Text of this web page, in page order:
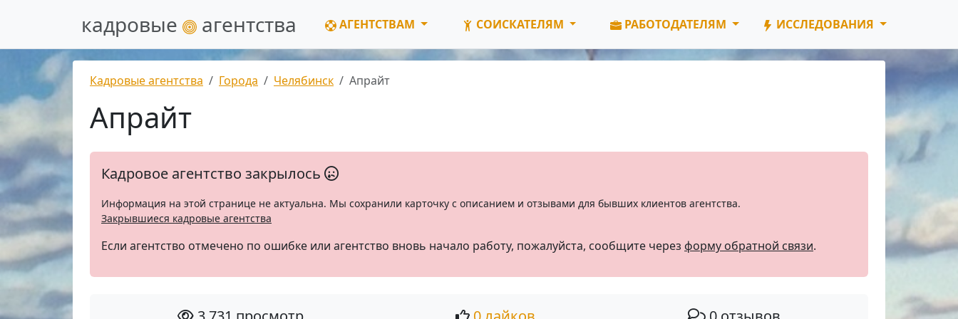
кадровые агентства АГЕНТСТВАМ СОИСКАТЕЛЯМ РАБОТОДАТЕЛЯМ ИССЛЕДОВАНИЯ
Кадровые агентства Города Челябинск Апрайт
Апрайт
Кадровое агентство закрылось
Информация на этой странице не актуальна. Мы сохранили карточку с описанием и отзывами для бывших клиентов агентства.
Закрывшиеся кадровые агентства
Если агентство отмечено по ошибке или агентство вновь начало работу, пожалуйста, сообщите через форму обратной связи.